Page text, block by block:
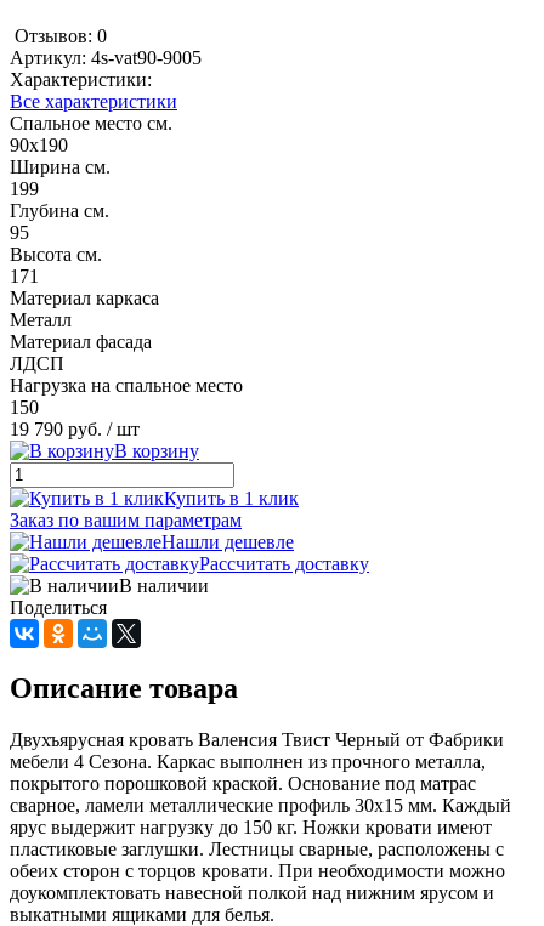
Отзывов: 0
Артикул: 4s-vat90-9005
Характеристики:
Все характеристики
Спальное место см.
90х190
Ширина см.
199
Глубина см.
95
Высота см.
171
Материал каркаса
Металл
Материал фасада
ЛДСП
Нагрузка на спальное место
150
19 790 руб. / шт
В корзину
Купить в 1 клик
Заказ по вашим параметрам
Нашли дешевле
Рассчитать доставку
В наличии
Поделиться
Описание товара
Двухъярусная кровать Валенсия Твист Черный от Фабрики
мебели 4 Сезона. Каркас выполнен из прочного металла,
покрытого порошковой краской. Основание под матрас
сварное, ламели металлические профиль 30х15 мм. Каждый
ярус выдержит нагрузку до 150 кг. Ножки кровати имеют
пластиковые заглушки. Лестницы сварные, расположены с
обеих сторон с торцов кровати. При необходимости можно
доукомплектовать навесной полкой над нижним ярусом и
выкатными ящиками для белья.